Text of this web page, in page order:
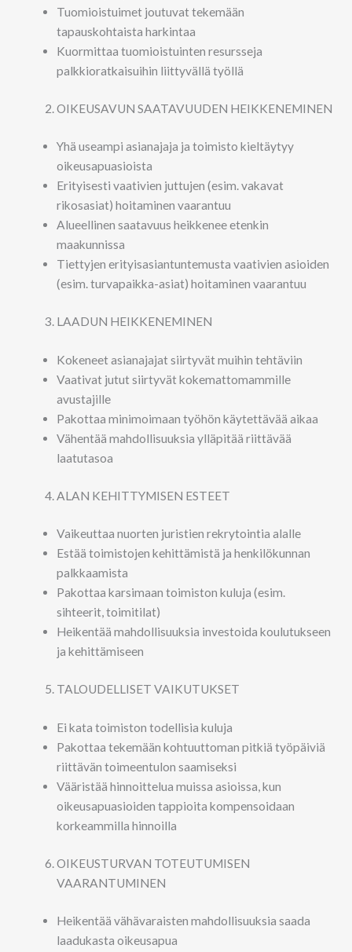
Tuomioistuimet joutuvat tekemään
tapauskohtaista harkintaa
Kuormittaa tuomioistuinten resursseja
palkkioratkaisuihin liittyvällä työllä
OIKEUSAVUN SAATAVUUDEN HEIKKENEMINEN
Yhä useampi asianajaja ja toimisto kieltäytyy
oikeusapuasioista
Erityisesti vaativien juttujen (esim. vakavat
rikosasiat) hoitaminen vaarantuu
Alueellinen saatavuus heikkenee etenkin
maakunnissa
Tiettyjen erityisasiantuntemusta vaativien asioiden
(esim. turvapaikka-asiat) hoitaminen vaarantuu
LAADUN HEIKKENEMINEN
Kokeneet asianajajat siirtyvät muihin tehtäviin
Vaativat jutut siirtyvät kokemattomammille
avustajille
Pakottaa minimoimaan työhön käytettävää aikaa
Vähentää mahdollisuuksia ylläpitää riittävää
laatutasoa
ALAN KEHITTYMISEN ESTEET
Vaikeuttaa nuorten juristien rekrytointia alalle
Estää toimistojen kehittämistä ja henkilökunnan
palkkaamista
Pakottaa karsimaan toimiston kuluja (esim.
sihteerit, toimitilat)
Heikentää mahdollisuuksia investoida koulutukseen
ja kehittämiseen
TALOUDELLISET VAIKUTUKSET
Ei kata toimiston todellisia kuluja
Pakottaa tekemään kohtuuttoman pitkiä työpäiviä
riittävän toimeentulon saamiseksi
Vääristää hinnoittelua muissa asioissa, kun
oikeusapuasioiden tappioita kompensoidaan
korkeammilla hinnoilla
OIKEUSTURVAN TOTEUTUMISEN
VAARANTUMINEN
Heikentää vähävaraisten mahdollisuuksia saada
laadukasta oikeusapua